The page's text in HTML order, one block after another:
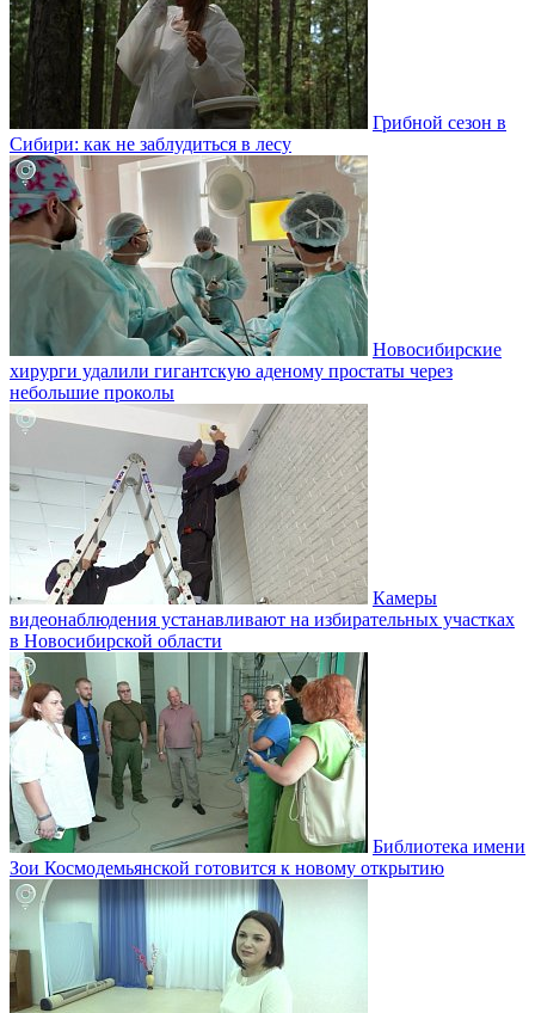
Грибной сезон в
Сибири: как не заблудиться в лесу
Новосибирские
хирурги удалили гигантскую аденому простаты через
небольшие проколы
Камеры
видеонаблюдения устанавливают на избирательных участках
в Новосибирской области
Библиотека имени
Зои Космодемьянской готовится к новому открытию